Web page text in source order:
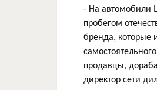
- На автомобили
пробегом
бренда, которые
продавцы,
директор сети